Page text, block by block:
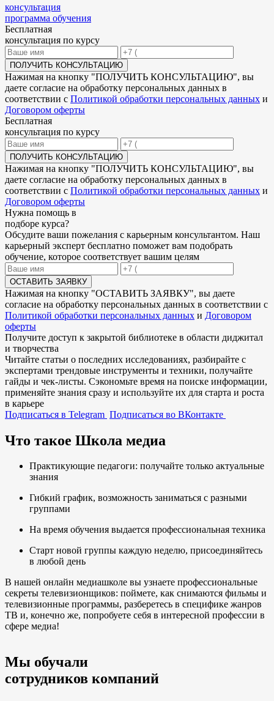
консультация
программа обучения
Бесплатная
консультация по курсу
ПОЛУЧИТЬ КОНСУЛЬТАЦИЮ
Нажимая на кнопку "ПОЛУЧИТЬ КОНСУЛЬТАЦИЮ", вы
даете согласие на обработку персональных данных в
соответствии с Политикой обработки персональных данных и
Договором оферты
Бесплатная
консультация по курсу
ПОЛУЧИТЬ КОНСУЛЬТАЦИЮ
Нажимая на кнопку "ПОЛУЧИТЬ КОНСУЛЬТАЦИЮ", вы
даете согласие на обработку персональных данных в
соответствии с Политикой обработки персональных данных и
Договором оферты
Нужна помощь в
подборе курса?
Обсудите ваши пожелания с карьерным консультантом. Наш
карьерный эксперт бесплатно поможет вам подобрать
обучение, которое соответствует вашим целям
ОСТАВИТЬ ЗАЯВКУ
Нажимая на кнопку "ОСТАВИТЬ ЗАЯВКУ", вы даете
согласие на обработку персональных данных в соответствии с
Политикой обработки персональных данных и Договором
оферты
Получите доступ к закрытой библиотеке в области диджитал
и творчества
Читайте статьи о последних исследованиях, разбирайте с
экспертами трендовые инструменты и техники, получайте
гайды и чек-листы. Сэкономьте время на поиске информации,
применяйте знания сразу и используйте их для старта и роста
в карьере
Подписаться в Telegram Подписаться во ВКонтакте
Что такое Школа медиа
Практикующие педагоги: получайте только актуальные
знания
Гибкий график, возможность заниматься с разными
группами
На время обучения выдается профессиональная техника
Старт новой группы каждую неделю, присоединяйтесь
в любой день
В нашей онлайн медиашколе вы узнаете профессиональные
секреты телевизионщиков: поймете, как снимаются фильмы и
телевизионные программы, разберетесь в специфике жанров
ТВ и, конечно же, попробуете себя в интересной профессии в
сфере медиа!
Мы обучали
сотрудников компаний